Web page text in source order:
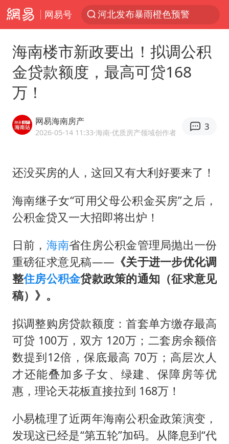
网易号
多地银行上调存款利率
上海地铁4条线路全线停运
4.2平卫生间补漏注胶花1.55万
律师谈贾冰私人饭局被偷拍
白海豚可深入内陆制造大范围风雨
NBA传奇教练老尼尔森去世
手机真会“偷听”我们说话吗
加沙约14万栋建筑被完全摧毁
“皋”在低处
从科技创新看开局起步的时与势
海南楼市新政要出！拟调公积
金贷款额度，最高可贷168
万！
网易海南房产
2026-05-14 11:33·海南·优质房产领域创作者
3
还没买房的人，这回又有大利好要来了！
海南继子女“可用父母公积金买房”之后，
公积金贷又一大招即将出炉！
日前， 海南省住房公积金管理局抛出一份
重磅征求意见稿—— 《关于进一步优化调
整住房公积金贷款政策的通知（征求意见
稿）》。
拟调整购房贷款额度：首套单方缴存最高
可贷 100万，双方 120万；二套房余额倍
数提到12倍，保底最高 70万；高层次人
才还能叠加多子女、绿建、保障房等优
惠，理论天花板直接拉到 168万！
小易梳理了近两年海南公积金政策演变，
发现这已经是“第五轮”加码。从降息到“代